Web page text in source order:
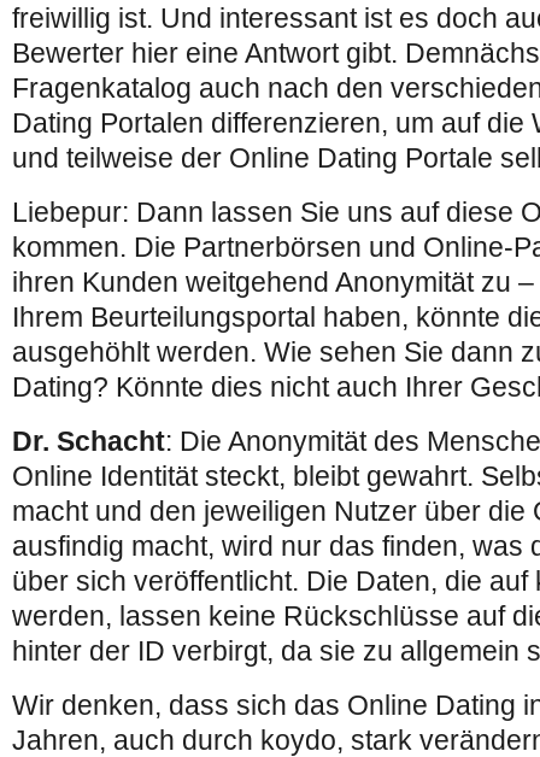
freiwillig ist. Und interessant ist es doch
Bewerter hier eine Antwort gibt.
Fragenkatalog auch nach den
Dating Portalen differenzieren, um auf die
und teilweise der Online Dating Portale
Liebepur: Dann lassen Sie uns auf diese
kommen. Die Partnerbörsen und Online-
ihren Kunden weitgehend Anonymität zu
Ihrem Beurteilungsportal haben, könnte
ausgehöhlt werden. Wie sehen Sie dann
Dating? Könnte dies nicht auch Ihrer
Dr. Schacht: Die Anonymität des
Online Identität steckt, bleibt gewahrt.
macht und den jeweiligen Nutzer über die
ausfindig macht, wird nur das finden, was
über sich veröffentlicht. Die Daten, die
werden, lassen keine Rückschlüsse auf
hinter der ID verbirgt, da sie zu allgemein
Wir denken, dass sich das Online Dating
Jahren, auch durch koydo, stark